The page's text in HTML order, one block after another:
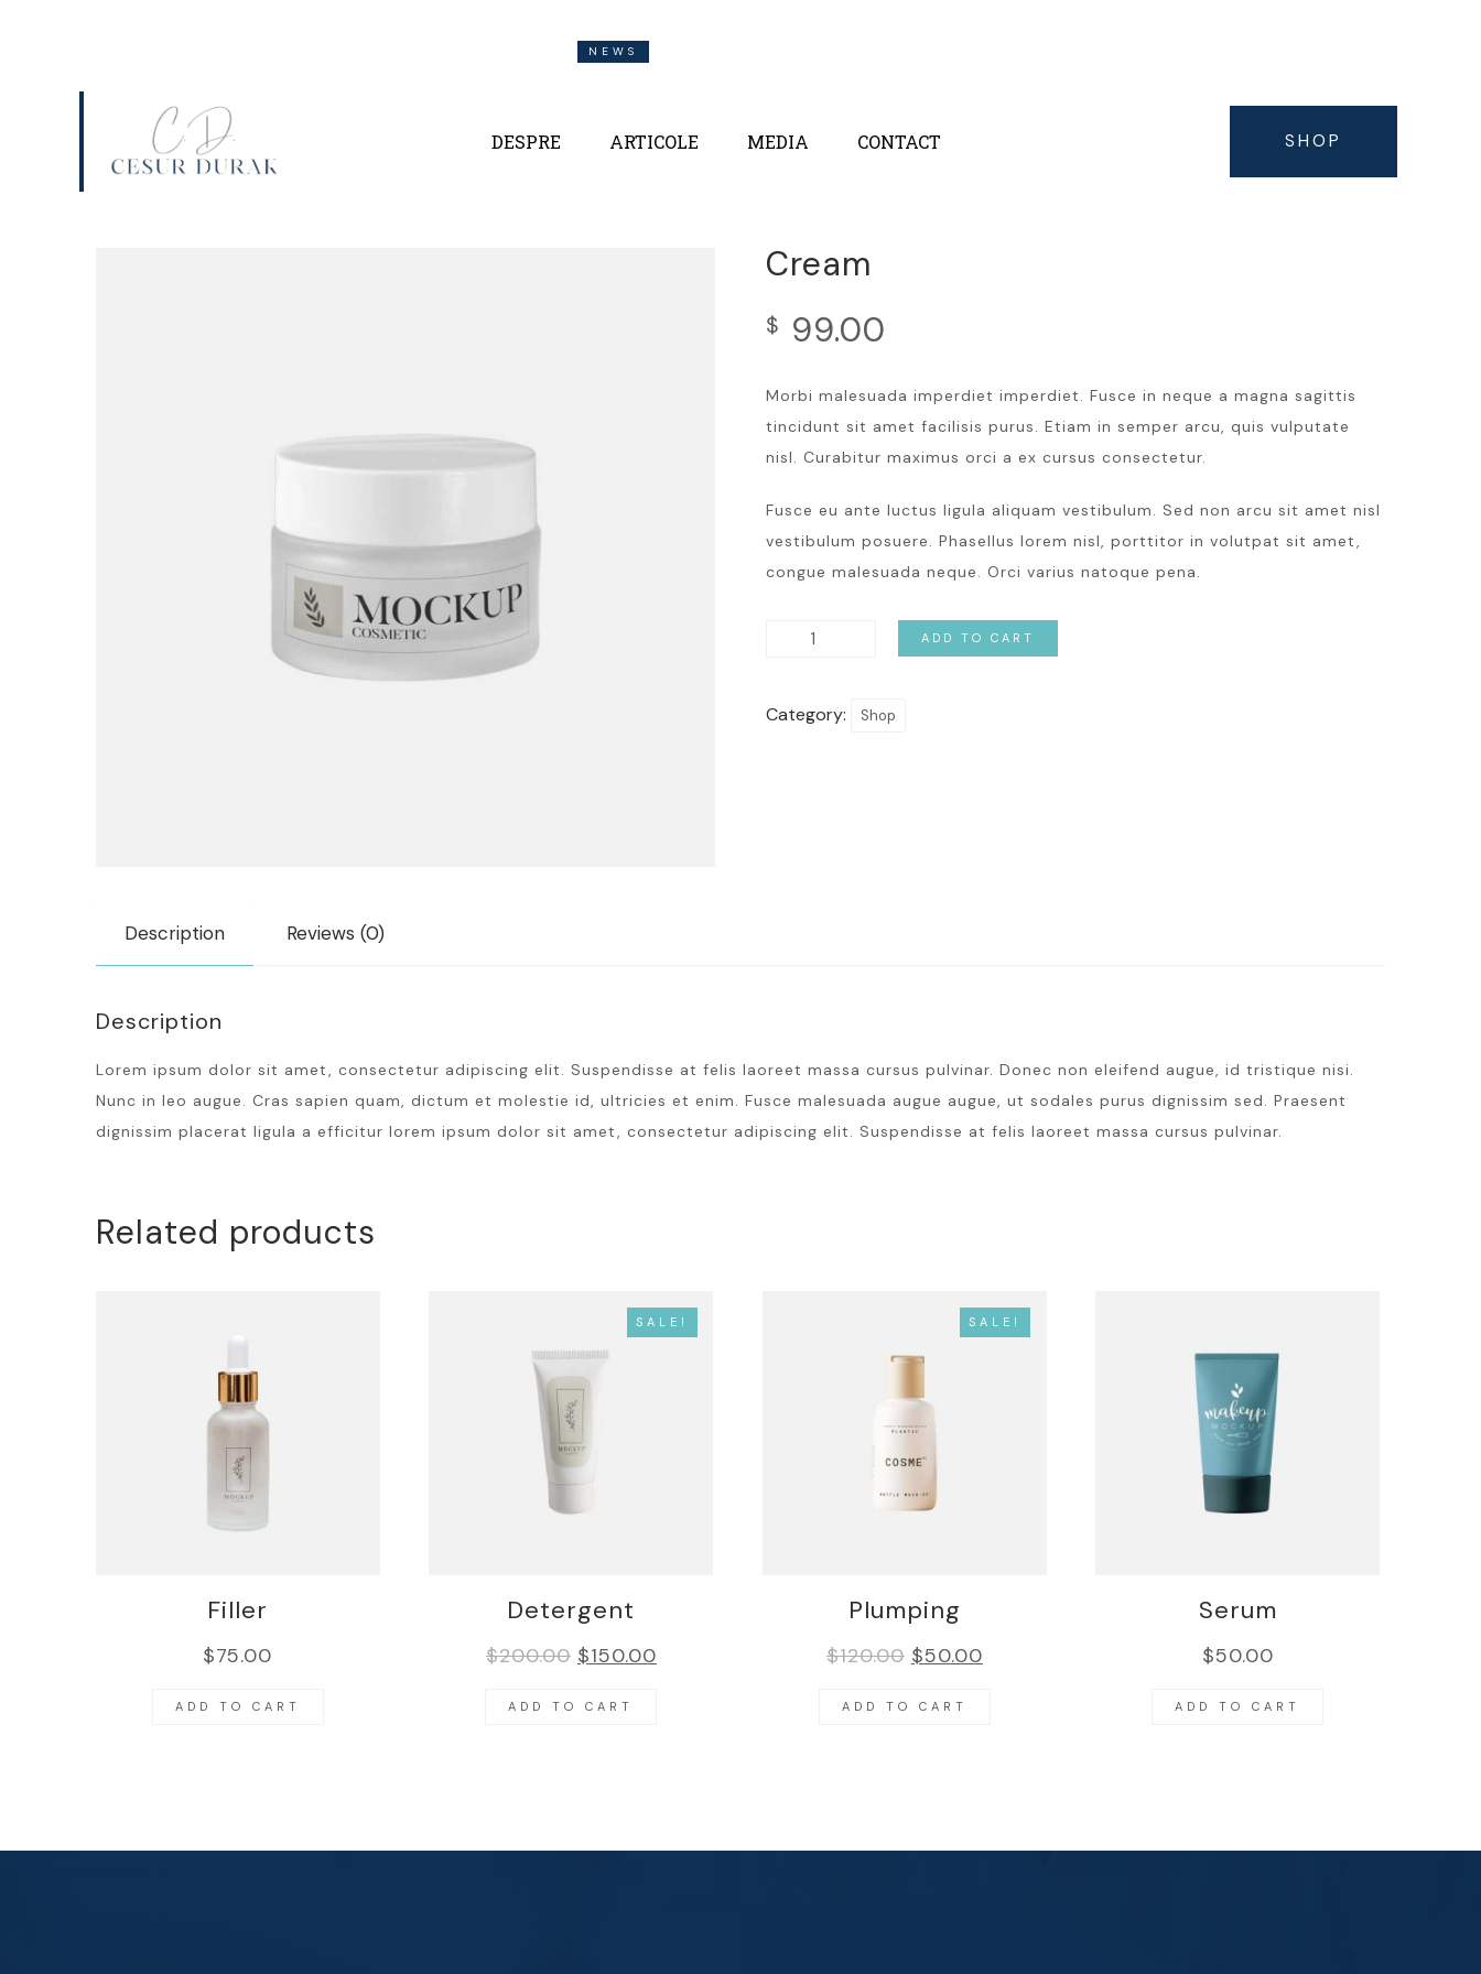
NEWS
DESPRE ARTICOLE MEDIA CONTACT SHOP
Cream
$ 99.00
Morbi malesuada imperdiet imperdiet. Fusce in neque a magna sagittis
tincidunt sit amet facilisis purus. Etiam in semper arcu, quis vulputate
nisl. Curabitur maximus orci a ex cursus consectetur.
Fusce eu ante luctus ligula aliquam vestibulum. Sed non arcu sit amet nisl
vestibulum posuere. Phasellus lorem nisl, porttitor in volutpat sit amet,
congue malesuada neque. Orci varius natoque pena.
ADD TO CART
Category: Shop
Description Reviews (0)
Description
Lorem ipsum dolor sit amet, consectetur adipiscing elit. Suspendisse at felis laoreet massa cursus pulvinar. Donec non eleifend augue, id tristique nisi.
Nunc in leo augue. Cras sapien quam, dictum et molestie id, ultricies et enim. Fusce malesuada augue augue, ut sodales purus dignissim sed. Praesent
dignissim placerat ligula a efficitur lorem ipsum dolor sit amet, consectetur adipiscing elit. Suspendisse at felis laoreet massa cursus pulvinar.
Related products
Filler
$75.00
ADD TO CART
SALE!
Detergent
$200.00 $150.00
ADD TO CART
SALE!
Plumping
$120.00 $50.00
ADD TO CART
Serum
$50.00
ADD TO CART